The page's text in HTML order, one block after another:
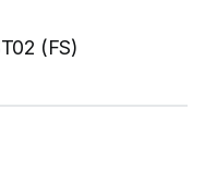
(FS)